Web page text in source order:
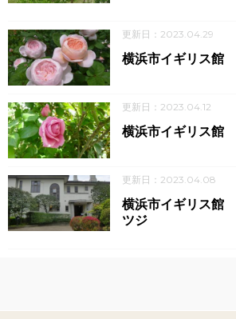
更新日：2023.04.29
横浜市イギリス館
更新日：2023.04.12
横浜市イギリス館
更新日：2023.04.08
横浜市イギリス館
ツジ